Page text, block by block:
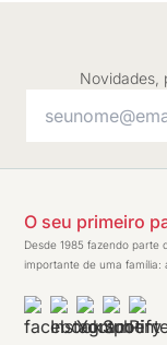
Novidades,
O seu primeiro
Desde 1985 fazendo parte
importante de uma família: